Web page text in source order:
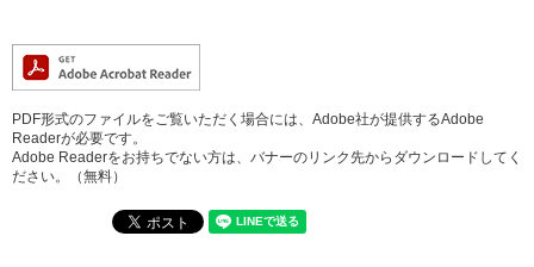
PDF形式のファイルをご覧いただく場合には、Adobe社が提供するAdobe
Readerが必要です。
Adobe Readerをお持ちでない方は、バナーのリンク先からダウンロードしてく
ださい。（無料）